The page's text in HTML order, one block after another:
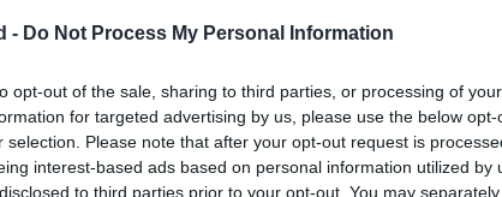
- Do Not Process My Personal Information
opt-out of the sale, sharing to third parties, or processing of
for targeted advertising by us, please use the below
selection. Please note that after your opt-out request is
interest-based ads based on personal information utilized by
to third parties prior to your opt-out. You may